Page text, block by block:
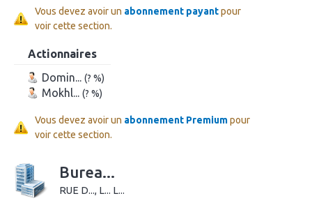
Vous devez avoir un abonnement payantpour
voir cette section.
Actionnaires
Domin... (? %)
Mokhl... (? %)
Vous devez avoir un abonnement Premiumpour
voir cette section.
Burea...
RUE D..., L... L...